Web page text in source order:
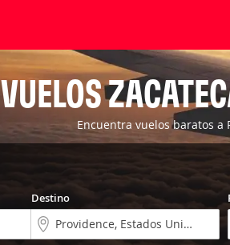
VUELOS
Encuentra vuelos baratos a
Destino